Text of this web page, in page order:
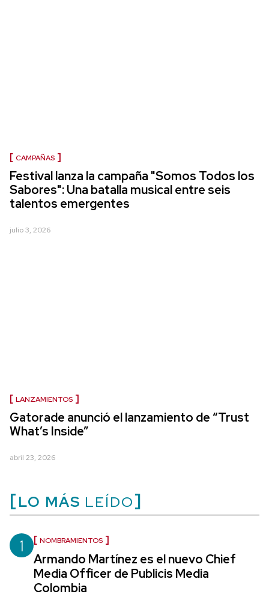
CAMPAÑAS
Festival lanza la campaña "Somos Todos los
Sabores": Una batalla musical entre seis
talentos emergentes
julio 3, 2026
LANZAMIENTOS
Gatorade anunció el lanzamiento de “Trust
What’s Inside”
abril 23, 2026
LO MÁS LEÍDO
1 NOMBRAMIENTOS
Armando Martínez es el nuevo Chief
Media Officer de Publicis Media
Colombia